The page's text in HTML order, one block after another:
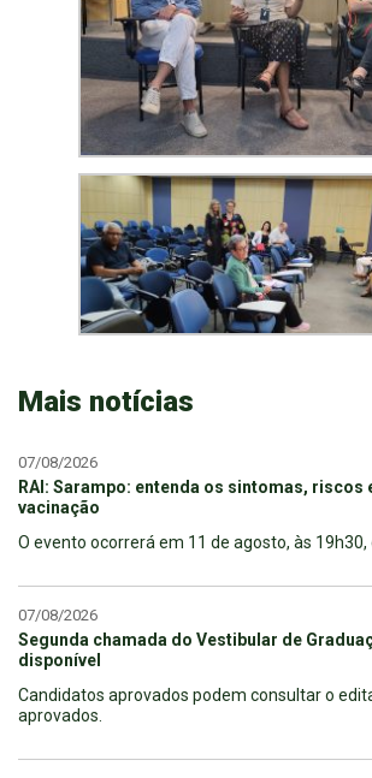
Mais notícias
07/08/2026
RAI: Sarampo: entenda os sintomas, riscos
vacinação
O evento ocorrerá em 11 de agosto, às 19h30,
07/08/2026
Segunda chamada do Vestibular de
disponível
Candidatos aprovados podem consultar o
aprovados.